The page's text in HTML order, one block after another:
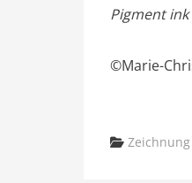
Pigment
©Marie-
Categories